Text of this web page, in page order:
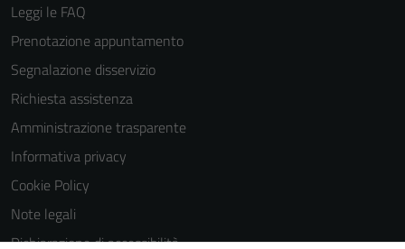
Leggi le FAQ
Prenotazione appuntamento
Segnalazione disservizio
Richiesta assistenza
Amministrazione trasparente
Informativa privacy
Cookie Policy
Note legali
Dichiarazione di accessibilità